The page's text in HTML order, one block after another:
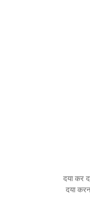
दया कर
दया